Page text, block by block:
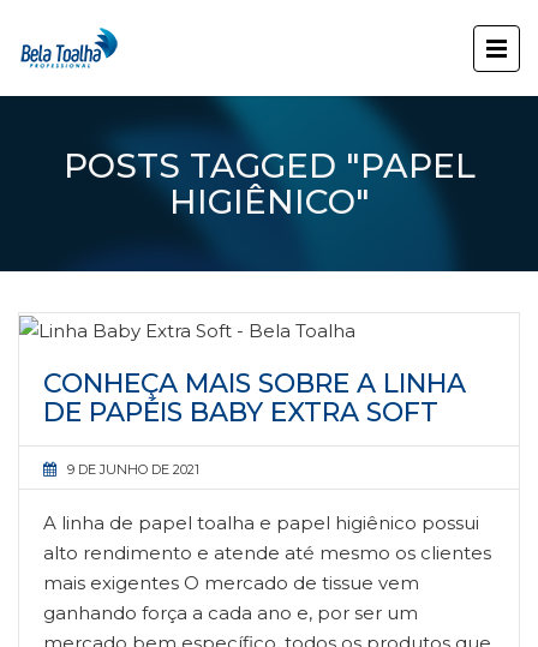
POSTS TAGGED "PAPEL
HIGIÊNICO"
CONHEÇA MAIS SOBRE A LINHA
DE PAPÉIS BABY EXTRA SOFT
9 DE JUNHO DE 2021
A linha de papel toalha e papel higiênico possui
alto rendimento e atende até mesmo os clientes
mais exigentes O mercado de tissue vem
ganhando força a cada ano e, por ser um
mercado bem específico, todos os produtos que